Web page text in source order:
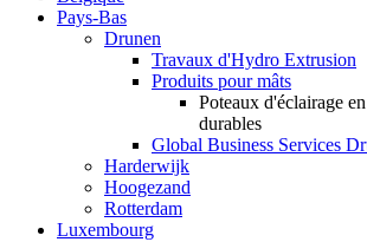
Pays-Bas
Drunen
Travaux d'Hydro Extrusion
Produits pour mâts
Poteaux d'éclairage
durables
Global Business Services
Harderwijk
Hoogezand
Rotterdam
Luxembourg